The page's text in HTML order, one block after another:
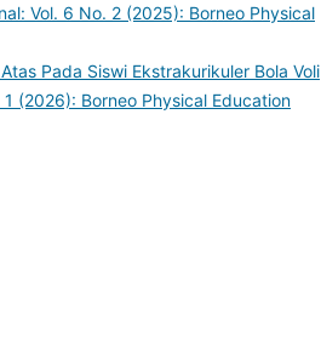
Vol. 6 No. 2 (2025): Borneo Physical
Pada Siswi Ekstrakurikuler Bola Voli
(2026): Borneo Physical Education